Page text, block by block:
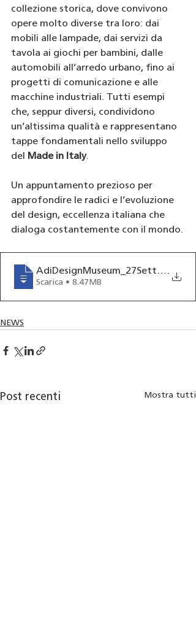
collezione storica, dove convivono
opere molto diverse tra loro: dai
mobili alle lampade, dai servizi da
tavola ai giochi per bambini, dalle
automobili all’arredo urbano, fino ai
progetti di comunicazione e alle
macchine industriali. Tutti esempi
che, seppur diversi, condividono
un’altissima qualità e rappresentano
tappe fondamentali nello sviluppo
del
Made in Italy.
Un appuntamento prezioso per
approfondire le radici e l’evoluzione
del design, eccellenza italiana che
dialoga costantemente con il mondo.
.
Scarica • 8.47MB
NEWS
Post recenti Mostra tutti